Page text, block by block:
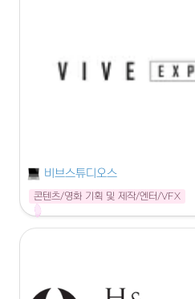
비브스튜디오스
콘텐츠/영화 기획 및 제작/엔터/VFX